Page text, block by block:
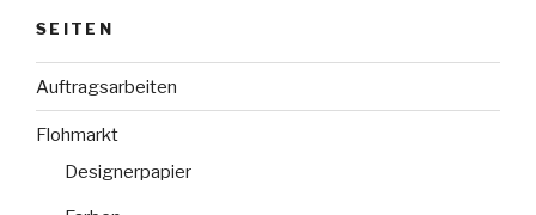
SEITEN
Auftragsarbeiten
Flohmarkt
Designerpapier